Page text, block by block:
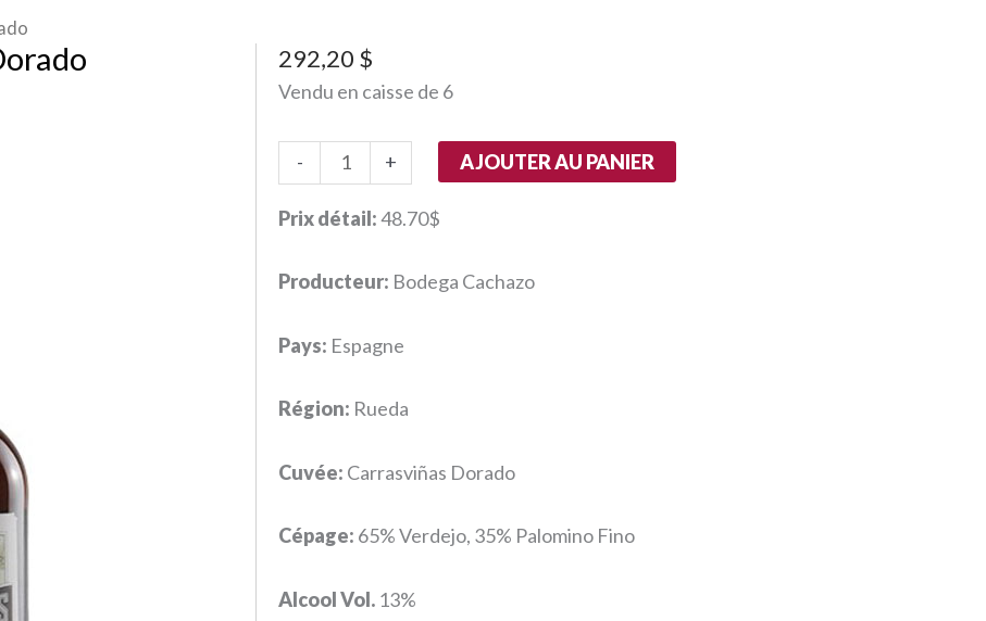
292,20 $
Vendu en caisse de 6
-
quantité
de
Carrasviñas,
+ AJOUTER AU PANIER
Prix détail:48.70$
Producteur: Bodega Cachazo
Pays: Espagne
Région: Rueda
Cuvée: Carrasviñas Dorado
Cépage: 65% Verdejo, 35% Palomino Fino
Alcool Vol. 13%